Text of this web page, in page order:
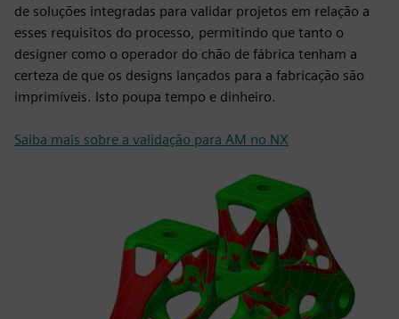
de soluções integradas para validar projetos em relação a
esses requisitos do processo, permitindo que tanto o
designer como o operador do chão de fábrica tenham a
certeza de que os designs lançados para a fabricação são
imprimíveis. Isto poupa tempo e dinheiro.
Saiba mais sobre a validação para AM no NX